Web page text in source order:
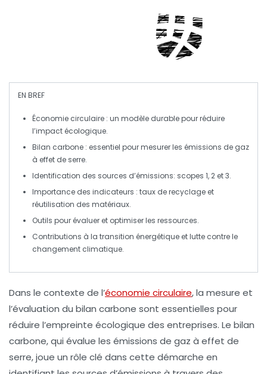
EN BREF
Économie circulaire : un modèle durable pour réduire
l’impact écologique.
Bilan carbone : essentiel pour mesurer les émissions de gaz
à effet de serre.
Identification des sources d’émissions: scopes 1, 2 et 3.
Importance des indicateurs : taux derecyclage et
réutilisation des matériaux.
Outils pour évaluer et optimiser les ressources.
Contributions à la transition énergétique et lutte contre le
changement climatique.
Dans le contexte de l’économie circulaire, la mesure et
l’évaluation du bilan carbone sont essentielles pour
réduire l’empreinte écologique des entreprises. Le bilan
carbone, qui évalue les émissions de gaz à effet de
serre, joue un rôle clé dans cette démarche en